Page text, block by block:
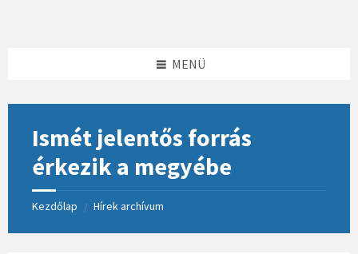
MENÜ
Ismét jelentős forrás
érkezik a megyébe
Kezdőlap / Hírek archívum